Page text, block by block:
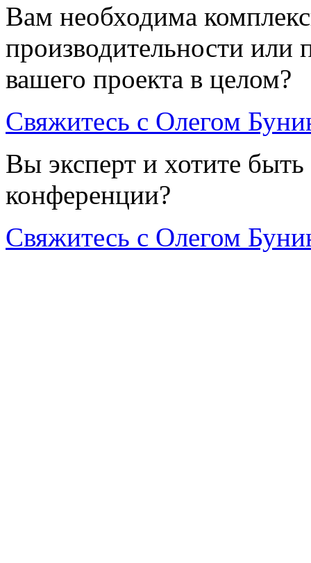
Вам необходима
производительности или
вашего проекта в целом?
Свяжитесь с Олегом
Вы эксперт и хотите
конференции?
Свяжитесь с Олегом